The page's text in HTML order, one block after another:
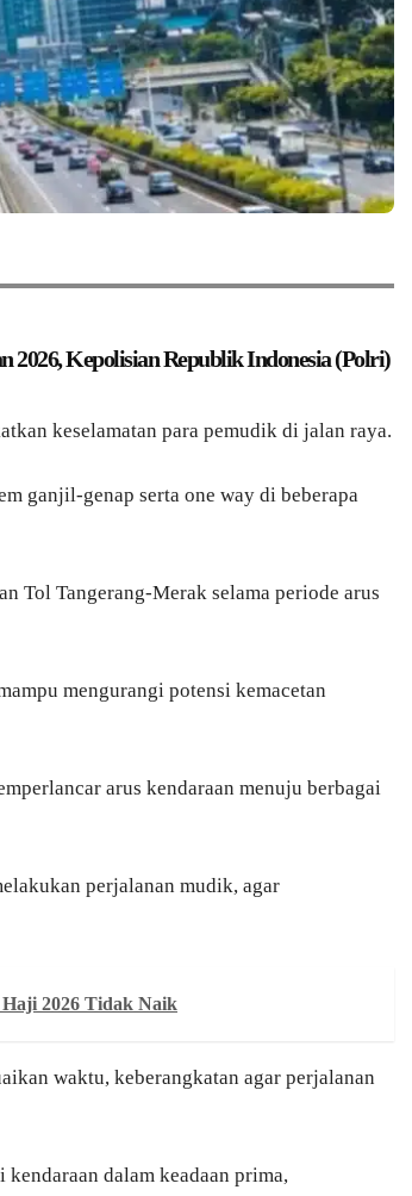
Kepolisian Republik Indonesia (Polri)
keselamatan para pemudik di jalan raya.
ganjil-genap serta one way di beberapa
Tol Tangerang-Merak selama periode arus
mengurangi potensi kemacetan
arus kendaraan menuju berbagai
perjalanan mudik, agar
2026 Tidak Naik
waktu, keberangkatan agar perjalanan
dalam keadaan prima,